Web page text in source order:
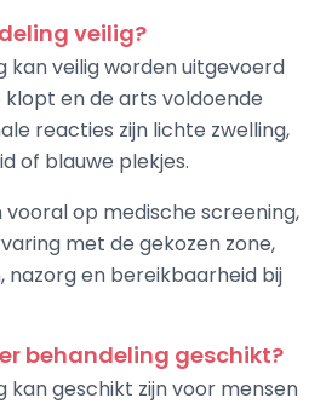
veilig?
kan veilig worden uitgevoerd
en de arts voldoende
reacties zijn lichte zwelling,
of blauwe plekjes.
vooral op medische screening,
met de gekozen zone,
en bereikbaarheid bij
behandeling geschikt?
kan geschikt zijn voor mensen